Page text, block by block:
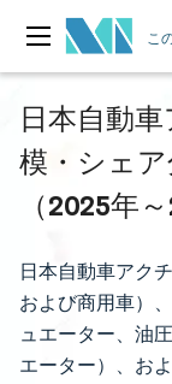
こ
日本自動
模・シェ
（2025年
日本自動車アク
および商用車）
ュエーター、油
エーター）、お